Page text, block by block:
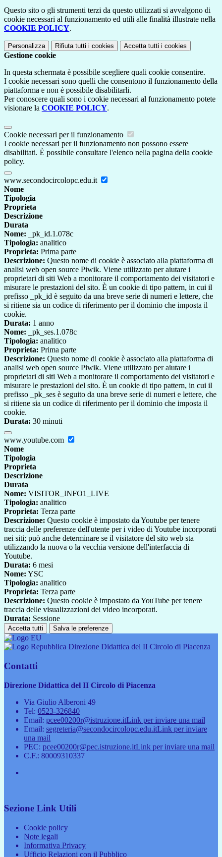
Questo sito o gli strumenti terzi da questo utilizzati si avvalgono di
cookie necessari al funzionamento ed utili alle finalità illustrate nella
COOKIE POLICY.
Personalizza Rifiuta tutti i cookies Accetta tutti i cookies
Gestione cookie
In questa schermata è possibile scegliere quali cookie consentire.
I cookie necessari sono quelli che consentono il funzionamento della
piattaforma e non è possibile disabilitarli.
Per conoscere quali sono i cookie necessari al funzionamento potete
visionare la COOKIE POLICY.
Cookie necessari per il funzionamento
I cookie necessari per il funzionamento non possono essere
disabilitati. È possibile consultare l'elenco nella pagina della cookie
policy.
www.secondocircolopc.edu.it
Nome
Tipologia
Proprieta
Descrizione
Durata
Nome: _pk_id.1.078c
Tipologia: analitico
Proprieta: Prima parte
Descrizione: Questo nome di cookie è associato alla piattaforma di
analisi web open source Piwik. Viene utilizzato per aiutare i
proprietari di siti Web a monitorare il comportamento dei visitatori e
misurare le prestazioni del sito. È un cookie di tipo pattern, in cui il
prefisso _pk_id è seguito da una breve serie di numeri e lettere, che
si ritiene sia un codice di riferimento per il dominio che imposta il
cookie.
Durata: 1 anno
Nome: _pk_ses.1.078c
Tipologia: analitico
Proprieta: Prima parte
Descrizione: Questo nome di cookie è associato alla piattaforma di
analisi web open source Piwik. Viene utilizzato per aiutare i
proprietari di siti Web a monitorare il comportamento dei visitatori e
misurare le prestazioni del sito. È un cookie di tipo pattern, in cui il
prefisso _pk_ses è seguito da una breve serie di numeri e lettere, che
si ritiene sia un codice di riferimento per il dominio che imposta il
cookie.
Durata: 30 minuti
www.youtube.com
Nome
Tipologia
Proprieta
Descrizione
Durata
Nome: VISITOR_INFO1_LIVE
Tipologia: analitico
Proprieta: Terza parte
Descrizione: Questo cookie è impostato da Youtube per tenere
traccia delle preferenze dell'utente per i video di Youtube incorporati
nei siti; può anche determinare se il visitatore del sito web sta
utilizzando la nuova o la vecchia versione dell'interfaccia di
Youtube.
Durata: 6 mesi
Nome: YSC
Tipologia: analitico
Proprieta: Terza parte
Descrizione: Questo cookie è impostato da YouTube per tenere
traccia delle visualizzazioni dei video incorporati.
Durata: Sessione
Accetta tutti Salva le preferenze
Direzione Didattica del II Circolo di Piacenza
Contatti
Direzione Didattica del II Circolo di Piacenza
Via Giulio Alberoni 49
Tel: 0523-326840
Email: pcee00200r@istruzione.itLink per inviare una mail
Email: segreteria@secondocircolopc.edu.itLink per inviare
una mail
PEC: pcee00200r@pec.istruzione.itLink per inviare una mail
C.F.: 80009310337
Sezione Link Utili
Cookie policy
Note legali
Informativa Privacy
Ufficio Relazioni con il Pubblico